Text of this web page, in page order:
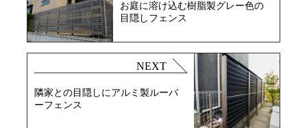
お庭に溶け込む樹脂製グレー色の
目隠しフェンス
NEXT
隣家との目隠しにアルミ製ルーバ
ーフェンス